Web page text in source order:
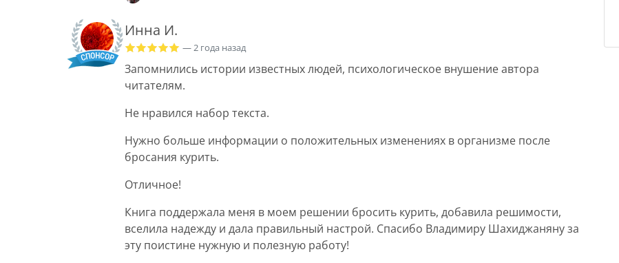
Инна И.
— 2 года назад
Запомнились истории известных людей, психологическое внушение автора
читателям.
Не нравился набор текста.
Нужно больше информации о положительных изменениях в организме после
бросания курить.
Отличное!
Книга поддержала меня в моем решении бросить курить, добавила решимости,
вселила надежду и дала правильный настрой. Спасибо Владимиру Шахиджаняну за
эту поистине нужную и полезную работу!